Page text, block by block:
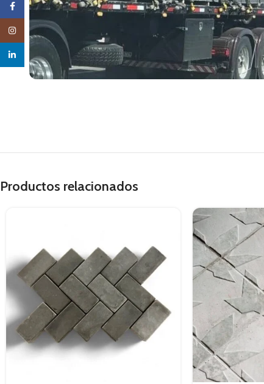
Productos relacionados
Facebook
Instagram
linkedin